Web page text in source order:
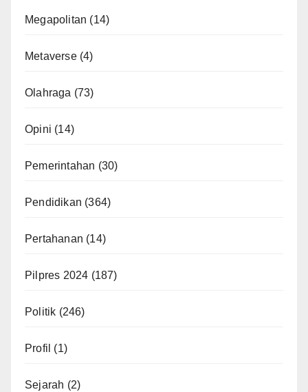
Megapolitan (14)
Metaverse(4)
Olahraga (73)
Opini (14)
Pemerintahan (30)
Pendidikan (364)
Pertahanan (14)
Pilpres 2024 (187)
Politik (246)
Profil (1)
Sejarah (2)